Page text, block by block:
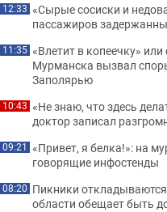
12:33 «Сырые сосиски и
пассажиров
11:35 «Влетит в копеечку»
Мурманска вызвал
Заполярью
10:43 «Не знаю, что здесь
доктор записал
09:21 «Привет, я белка!»: на
говорящие инфостенды
08:20 Пикники
области обещает быть